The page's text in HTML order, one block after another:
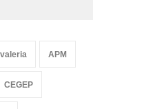
APM
CEGEP